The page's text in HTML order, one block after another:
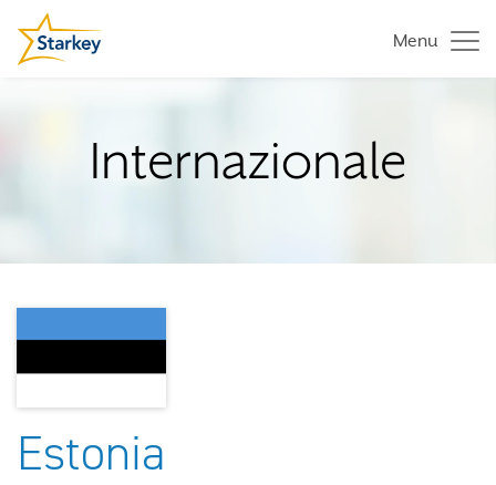
Menu
Internazionale
Estonia